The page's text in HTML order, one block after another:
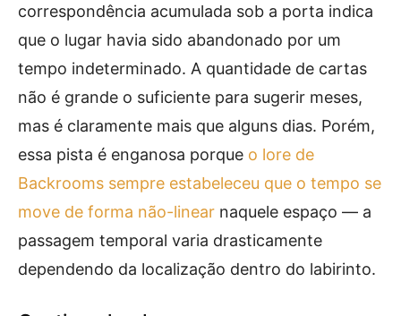
correspondência acumulada sob a porta indica
que o lugar havia sido abandonado por um
tempo indeterminado. A quantidade de cartas
não é grande o suficiente para sugerir meses,
mas é claramente mais que alguns dias. Porém,
essa pista é enganosa porque o lore de
Backrooms sempre estabeleceu que o tempo se
move de forma não-linear naquele espaço — a
passagem temporal varia drasticamente
dependendo da localização dentro do labirinto.